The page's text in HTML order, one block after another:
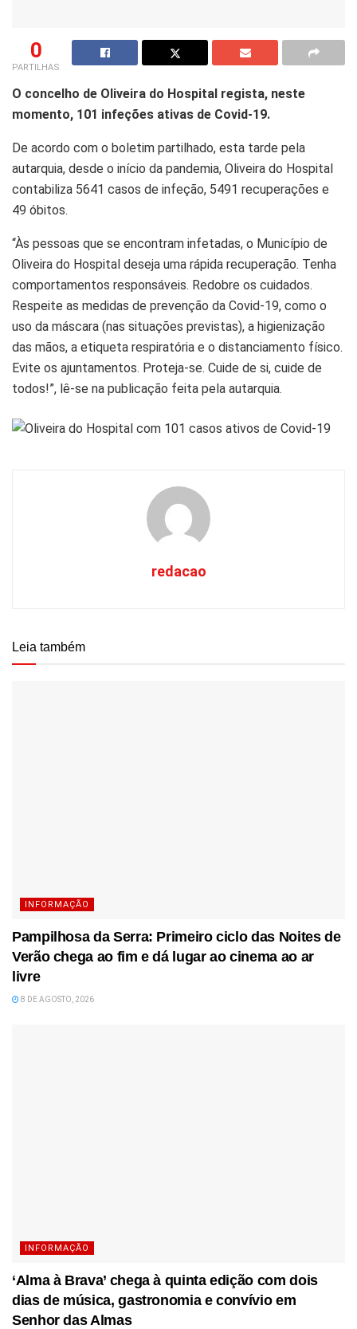
0
PARTILHAS
O concelho de Oliveira do Hospital regista, neste
momento, 101 infeções ativas de Covid-19.
De acordo com o boletim partilhado, esta tarde pela
autarquia, desde o início da pandemia, Oliveira do Hospital
contabiliza 5641 casos de infeção, 5491 recuperações e
49 óbitos.
“Às pessoas que se encontram infetadas, o Município de
Oliveira do Hospital deseja uma rápida recuperação. Tenha
comportamentos responsáveis. Redobre os cuidados.
Respeite as medidas de prevenção da Covid-19, como o
uso da máscara (nas situações previstas), a higienização
das mãos, a etiqueta respiratória e o distanciamento físico.
Evite os ajuntamentos. Proteja-se. Cuide de si, cuide de
todos!”, lê-se na publicação feita pela autarquia.
redacao
Leia também
INFORMAÇÃO
Pampilhosa da Serra: Primeiro ciclo das Noites de
Verão chega ao fim e dá lugar ao cinema ao ar
livre
8 DE AGOSTO, 2026
INFORMAÇÃO
‘Alma à Brava’ chega à quinta edição com dois
dias de música, gastronomia e convívio em
Senhor das Almas